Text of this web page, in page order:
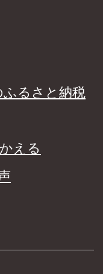
るさと納税
える